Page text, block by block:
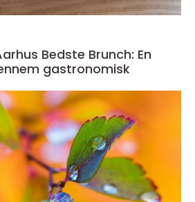
Bedste Brunch: En
gastronomisk